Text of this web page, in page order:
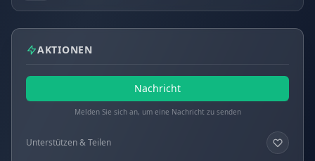
AKTIONEN
Nachricht
Melden Sie sich an, um eine Nachricht zu senden
Unterstützen & Teilen